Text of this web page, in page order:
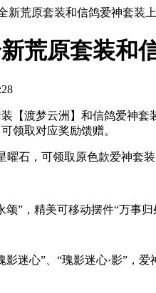
新荒原套装和信鸽爱神套装
新荒原套装和
【渡梦云洲】和信鸽爱神
领取对应奖励馈赠。
曜石，可领取原色款爱神套
颂”，精美可移动摆件“万事
影迷心”、“瑰影迷心·影”，